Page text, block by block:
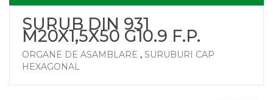
SURUB DIN 931
M20X1,5X50 G10.9 F.P.
ORGANE DE ASAMBLARE , SURUBURI CAP
HEXAGONAL